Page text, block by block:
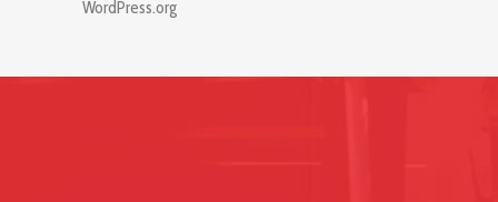
WordPress.org